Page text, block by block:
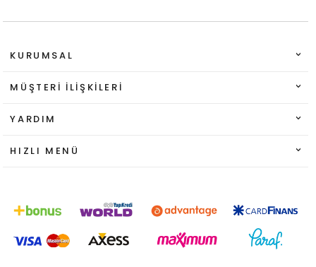
KURUMSAL
MÜŞTERI İLIŞKILERI
YARDIM
HIZLI MENÜ